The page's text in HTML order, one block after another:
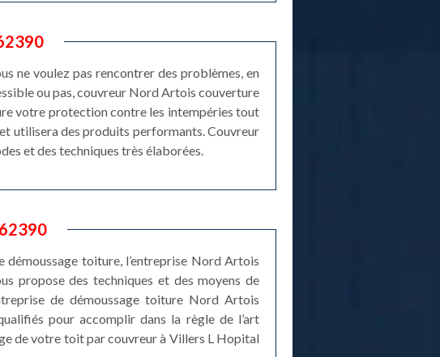
ne voulez pas rencontrer des problèmes, en
ou pas, couvreur Nord Artois couverture
votre protection contre les intempéries tout
utilisera des produits performants. Couvreur
et des techniques très élaborées.
toiture, l’entreprise Nord Artois
propose des techniques et des moyens de
de démoussage toiture Nord Artois
pour accomplir dans la règle de l’art
de votre toit par couvreur à Villers L Hopital